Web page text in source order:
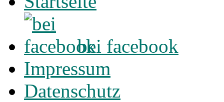
bei facebook
Impressum
Datenschutz